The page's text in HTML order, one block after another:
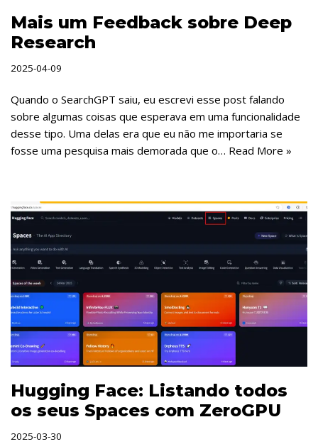
Mais um Feedback sobre Deep
Research
2025-04-09
Quando o SearchGPT saiu, eu escrevi esse post falando
sobre algumas coisas que esperava em uma funcionalidade
desse tipo. Uma delas era que eu não me importaria se
fosse uma pesquisa mais demorada que o… Read More »
Hugging Face: Listando todos
os seus Spaces com ZeroGPU
2025-03-30